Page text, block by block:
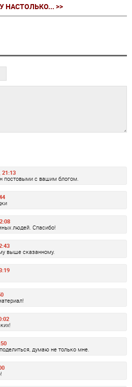
НАСТОЛЬКО... >>
21:13
постовыми с вашим блогом.
людей. Спасибо!
выше сказанному.
думаю не только мне.